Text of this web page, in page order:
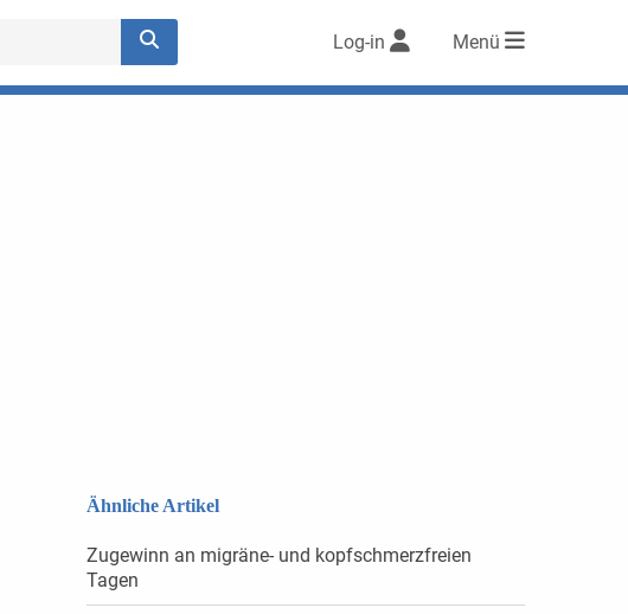
Log-in Menü
Ähnliche Artikel
Zugewinn an migräne- und kopfschmerzfreien
Tagen